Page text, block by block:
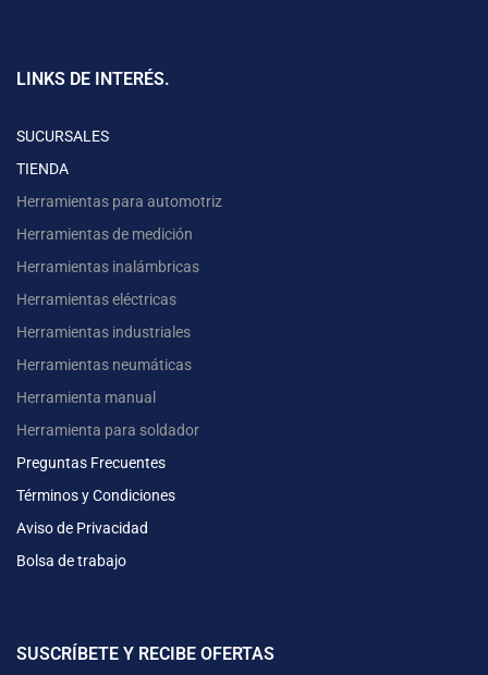
LINKS DE INTERÉS.
SUCURSALES
TIENDA
Herramientas para automotriz
Herramientas de medición
Herramientas inalámbricas
Herramientas eléctricas
Herramientas industriales
Herramientas neumáticas
Herramienta manual
Herramienta para soldador
Preguntas Frecuentes
Términos y Condiciones
Aviso de Privacidad
Bolsa de trabajo
SUSCRÍBETE Y RECIBE OFERTAS